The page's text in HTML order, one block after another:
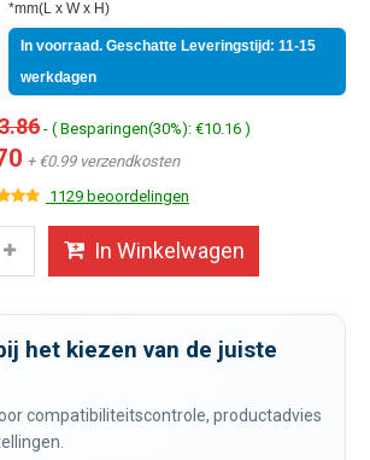
*mm(L x W x H)
In voorraad. Geschatte Leveringstijd: 11-15
werkdagen
- ( Besparingen(30%): €10.16 )
+ €0.99 verzendkosten
1129 beoordelingen
In Winkelwagen
het kiezen van de juiste
compatibiliteitscontrole, productadvies